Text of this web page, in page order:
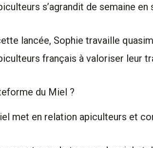
s’agrandit de semaine en
lancée, Sophie travaille
français à valoriser leur
du Miel ?
met en relation apiculteurs et